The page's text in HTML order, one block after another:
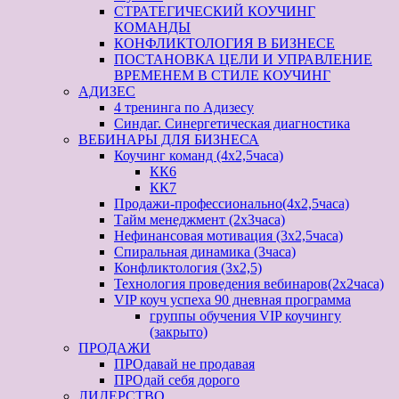
СТРАТЕГИЧЕСКИЙ КОУЧИНГ
КОМАНДЫ
КОНФЛИКТОЛОГИЯ В БИЗНЕСЕ
ПОСТАНОВКА ЦЕЛИ И УПРАВЛЕНИЕ
ВРЕМЕНЕМ В СТИЛЕ КОУЧИНГ
АДИЗЕС
4 тренинга по Адизесу
Синдаг. Синергетическая диагностика
ВЕБИНАРЫ ДЛЯ БИЗНЕСА
Коучинг команд (4х2,5часа)
КК6
КК7
Продажи-профессионально(4х2,5часа)
Тайм менеджмент (2х3часа)
Нефинансовая мотивация (3х2,5часа)
Спиральная динамика (3часа)
Конфликтология (3х2,5)
Технология проведения вебинаров(2х2часа)
VIP коуч успеха 90 дневная программа
группы обучения VIP коучингу
(закрыто)
ПРОДАЖИ
ПРОдавай не продавая
ПРОдай себя дорого